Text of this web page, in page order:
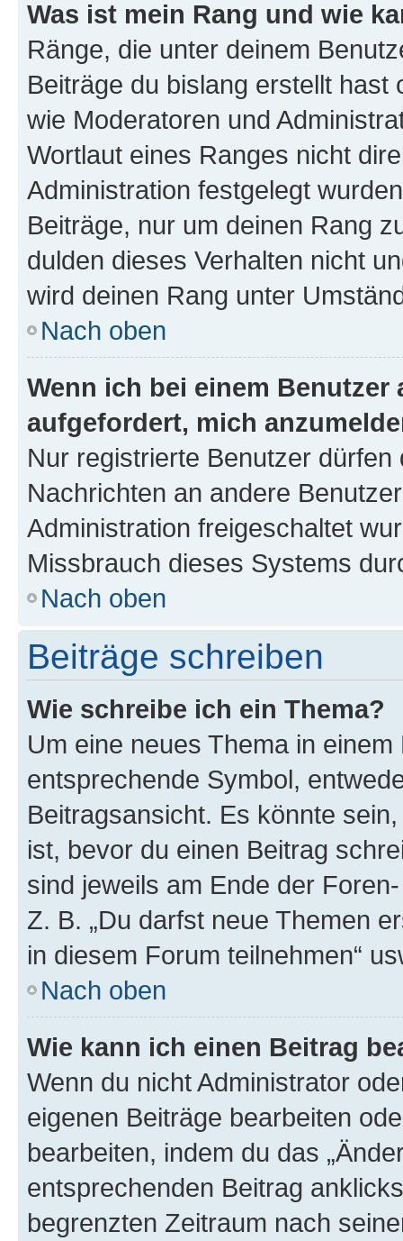
Was ist mein Rang und wie
Ränge, die unter deinem
Beiträge du bislang erstellt
wie Moderatoren und
Wortlaut eines Ranges nicht
Administration festgelegt
Beiträge, nur um deinen Rang
dulden dieses Verhalten nicht
wird deinen Rang unter
Nach oben
Wenn ich bei einem
aufgefordert, mich
Nur registrierte Benutzer
Nachrichten an andere
Administration freigeschaltet
Missbrauch dieses Systems
Nach oben
Beiträge schreiben
Wie schreibe ich ein Thema?
Um eine neues Thema in
entsprechende Symbol,
Beitragsansicht. Es könnte
ist, bevor du einen Beitrag
sind jeweils am Ende der
Z. B. „Du darfst neue Themen
in diesem Forum teilnehmen“
Nach oben
Wie kann ich einen Beitrag
Wenn du nicht Administrator
eigenen Beiträge bearbeiten
bearbeiten, indem du das
entsprechenden Beitrag
begrenzten Zeitraum nach